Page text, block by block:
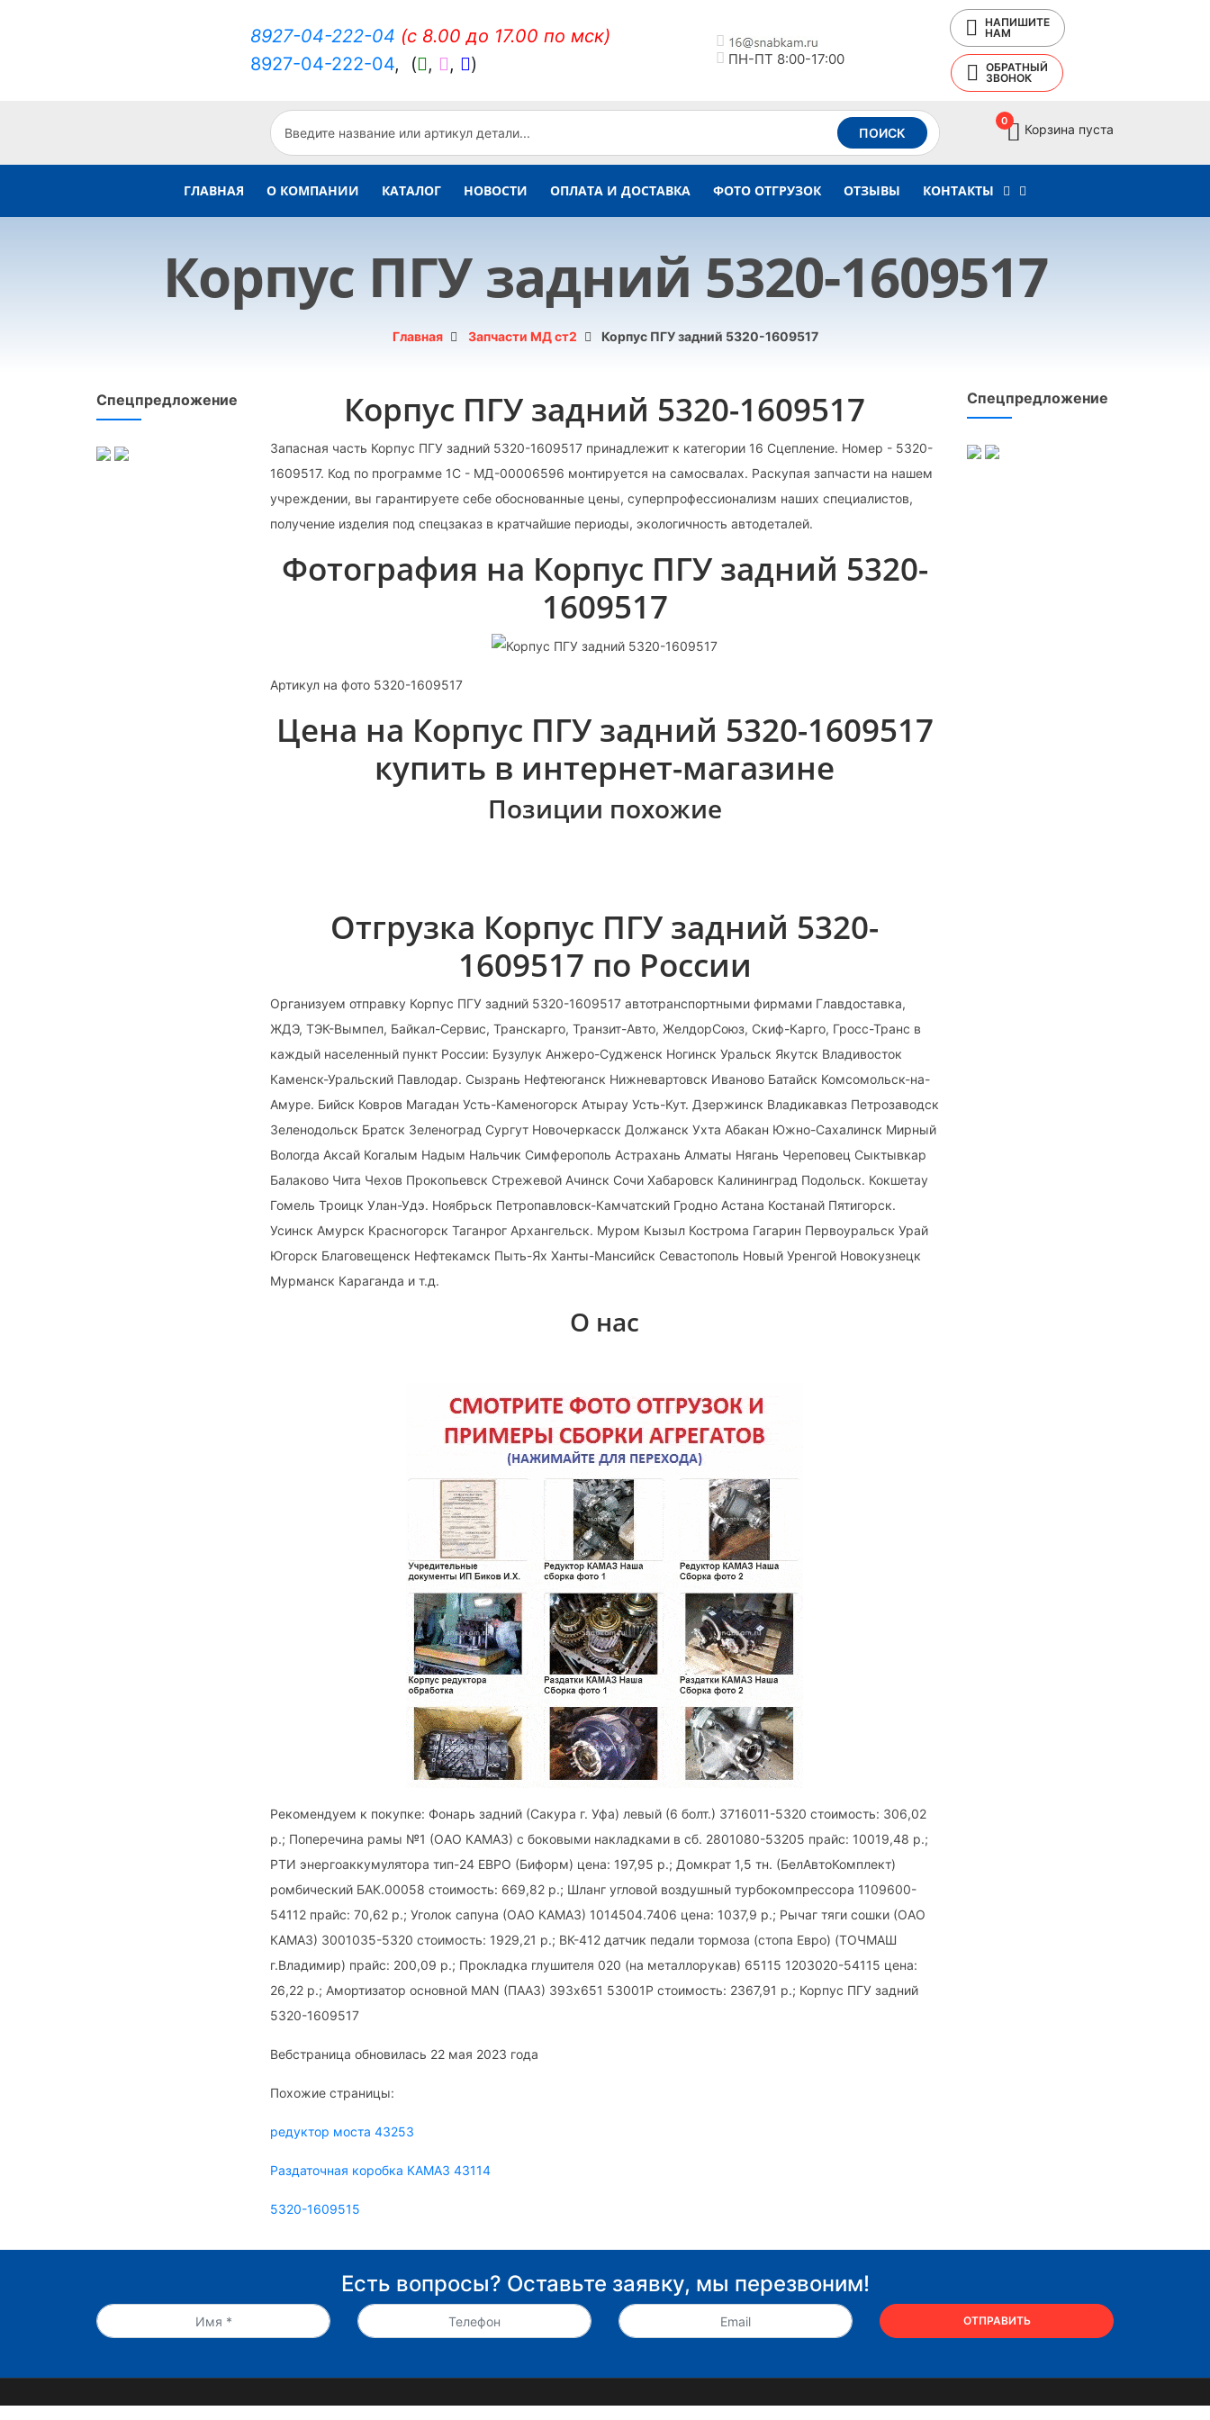
8927-04-222-04 (c 8.00 до 17.00 по мск)
8927-04-222-04, ( , , ) ПН-ПТ 8:00-17:00
НАПИШИТЕ
НАМ
ОБРАТНЫЙ
ЗВОНОК
ПОИСК
0
Корзина пуста
ГЛАВНАЯ О КОМПАНИИ КАТАЛОГ НОВОСТИ ОПЛАТА И ДОСТАВКА ФОТО ОТГРУЗОК ОТЗЫВЫ КОНТАКТЫ
Корпус ПГУ задний 5320-1609517
Главная Запчасти МД ст2 Корпус ПГУ задний 5320-1609517
Спецпредложение Корпус ПГУ задний 5320-1609517
Запасная часть Корпус ПГУ задний 5320-1609517 принадлежит к категории 16 Сцепление. Номер - 5320-
1609517. Код по программе 1С - МД-00006596 монтируется на самосвалах. Раскупая запчасти на нашем
учреждении, вы гарантируете себе обоснованные цены, суперпрофессионализм наших специалистов,
получение изделия под спецзаказ в кратчайшие периоды, экологичность автодеталей.
Фотография на Корпус ПГУ задний 5320-
1609517
Артикул на фото 5320-1609517
Цена на Корпус ПГУ задний 5320-1609517
купить в интернет-магазине
Позиции похожие
Отгрузка Корпус ПГУ задний 5320-
1609517 по России
Организуем отправку Корпус ПГУ задний 5320-1609517 автотранспортными фирмами Главдоставка,
ЖДЭ, ТЭК-Вымпел, Байкал-Сервис, Транскарго, Транзит-Авто, ЖелдорСоюз, Скиф-Карго, Гросс-Транс в
каждый населенный пункт России: Бузулук Анжеро-Судженск Ногинск Уральск Якутск Владивосток
Каменск-Уральский Павлодар. Сызрань Нефтеюганск Нижневартовск Иваново Батайск Комсомольск-на-
Амуре. Бийск Ковров Магадан Усть-Каменогорск Атырау Усть-Кут. Дзержинск Владикавказ Петрозаводск
Зеленодольск Братск Зеленоград Сургут Новочеркасск Должанск Ухта Абакан Южно-Сахалинск Мирный
Вологда Аксай Когалым Надым Нальчик Симферополь Астрахань Алматы Нягань Череповец Сыктывкар
Балаково Чита Чехов Прокопьевск Стрежевой Ачинск Сочи Хабаровск Калининград Подольск. Кокшетау
Гомель Троицк Улан-Удэ. Ноябрьск Петропавловск-Камчатский Гродно Астана Костанай Пятигорск.
Усинск Амурск Красногорск Таганрог Архангельск. Муром Кызыл Кострома Гагарин Первоуральск Урай
Югорск Благовещенск Нефтекамск Пыть-Ях Ханты-Мансийск Севастополь Новый Уренгой Новокузнецк
Мурманск Караганда и т.д.
О нас
Рекомендуем к покупке: Фонарь задний (Сакура г. Уфа) левый (6 болт.) 3716011-5320 стоимость: 306,02
р.; Поперечина рамы №1 (ОАО КАМАЗ) с боковыми накладками в сб. 2801080-53205 прайс: 10019,48 р.;
РТИ энергоаккумулятора тип-24 ЕВРО (Биформ) цена: 197,95 р.; Домкрат 1,5 тн. (БелАвтоКомплект)
ромбический БАК.00058 стоимость: 669,82 р.; Шланг угловой воздушный турбокомпрессора 1109600-
54112 прайс: 70,62 р.; Уголок сапуна (ОАО КАМАЗ) 1014504.7406 цена: 1037,9 р.; Рычаг тяги сошки (ОАО
КАМАЗ) 3001035-5320 стоимость: 1929,21 р.; ВК-412 датчик педали тормоза (стопа Евро) (ТОЧМАШ
г.Владимир) прайс: 200,09 р.; Прокладка глушителя 020 (на металлорукав) 65115 1203020-54115 цена:
26,22 р.; Амортизатор основной MAN (ПААЗ) 393х651 53001Р стоимость: 2367,91 р.; Корпус ПГУ задний
5320-1609517
Вебстраница обновилась 22 мая 2023 года
Похожие страницы:
редуктор моста 43253
Раздаточная коробка КАМАЗ 43114
5320-1609515
Спецпредложение
Есть вопросы? Оставьте заявку, мы перезвоним!
ОТПРАВИТЬ